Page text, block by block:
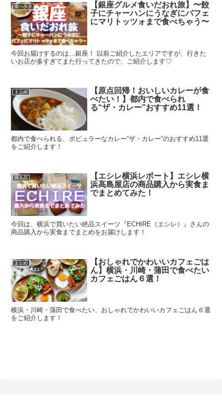
食べ歩き
【銀座グルメ食いだおれ旅】〜餃
子にチャーハンにうなぎにパフェ
にマリトッツォまで食べちゃう〜
今回お届けするのは…銀座！ 以前ご紹介したエリアですが、行きた
いお店が多すぎてまた行ってきたので、ご紹介します♡
まとめ
【原点回帰！おいしいカレーが食
べたい！】都内で食べられ
る“ザ・カレー”おすすめ11選！
都内で食べられる、ポピュラーなカレー“ザ・カレー”のおすすめ11選
をご紹介します！
購入品
【エシレ横浜レポート】エシレ横
浜高島屋店の商品購入から実食ま
でまとめてみた！
今回は、横浜で買いたい絶品スイーツ『ECHIRE（エシレ）』さんの
商品購入から実食までまとめをお届けします！
まとめ
【おしゃれでかわいいカフェごは
ん】横浜・川崎・蒲田で食べたい
カフェごはん６選！
横浜・川崎・蒲田で食べたい、おしゃれでかわいいカフェごはん６選
をご紹介します！